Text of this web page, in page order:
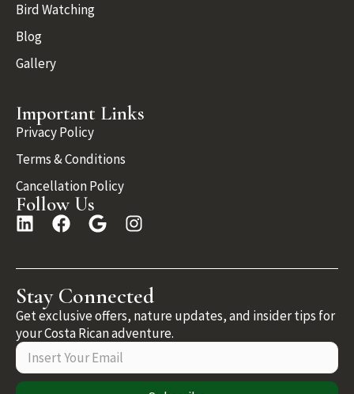
Bird Watching
Blog
Gallery
Important Links
Privacy Policy
Terms & Conditions
Cancellation Policy
Follow Us
Stay Connected
Get exclusive offers, nature updates, and insider tips for
your Costa Rican adventure.